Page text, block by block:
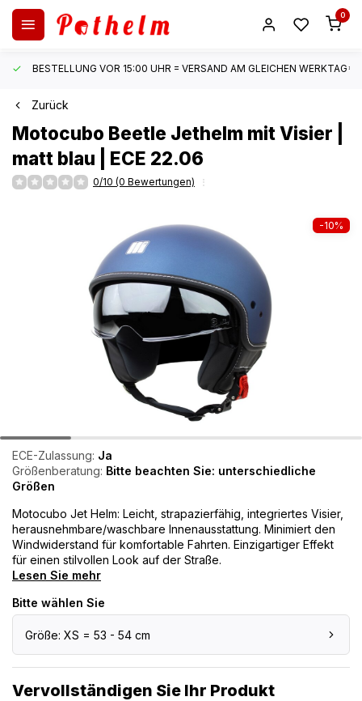
0
BESTELLUNG VOR 15:00 UHR = VERSAND AM GLEICHEN WERKTAG*
Zurück
Motocubo Beetle Jethelm mit Visier |
matt blau | ECE 22.06
0/10 (0 Bewertungen)
-10%
ECE-Zulassung: Ja
Größenberatung: Bitte beachten Sie: unterschiedliche
Größen
Motocubo Jet Helm: Leicht, strapazierfähig, integriertes Visier,
herausnehmbare/waschbare Innenausstattung. Minimiert den
Windwiderstand für komfortable Fahrten. Einzigartiger Effekt
für einen stilvollen Look auf der Straße.
Lesen Sie mehr
Bitte wählen Sie
Größe: XS = 53 - 54 cm
Vervollständigen Sie Ihr Produkt